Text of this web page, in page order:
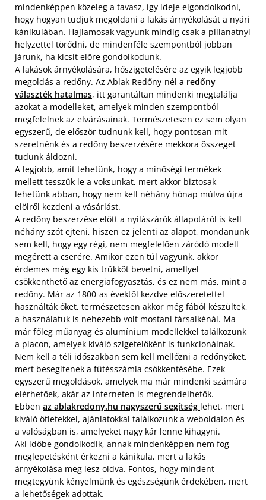
mindenképpen közeleg a tavasz, így ideje elgondolkodni,
hogy hogyan tudjuk megoldani a lakás árnyékolását a nyári
kánikulában. Hajlamosak vagyunk mindig csak a pillanatnyi
helyzettel törődni, de mindenféle szempontból jobban
járunk, ha kicsit előre gondolkodunk.
A lakások árnyékolására, hőszigetelésére az egyik legjobb
megoldás a redőny. Az Ablak Redőny-nél a redőny
választék hatalmas, itt garantáltan mindenki megtalálja
azokat a modelleket, amelyek minden szempontból
megfelelnek az elvárásainak. Természetesen ez sem olyan
egyszerű, de először tudnunk kell, hogy pontosan mit
szeretnénk és a redőny beszerzésére mekkora összeget
tudunk áldozni.
A legjobb, amit tehetünk, hogy a minőségi termékek
mellett tesszük le a voksunkat, mert akkor biztosak
lehetünk abban, hogy nem kell néhány hónap múlva újra
elölről kezdeni a vásárlást.
A redőny beszerzése előtt a nyílászárók állapotáról is kell
néhány szót ejteni, hiszen ez jelenti az alapot, mondanunk
sem kell, hogy egy régi, nem megfelelően záródó modell
megérett a cserére. Amikor ezen túl vagyunk, akkor
érdemes még egy kis trükköt bevetni, amellyel
csökkenthető az energiafogyasztás, és ez nem más, mint a
redőny. Már az 1800-as évektől kezdve előszeretettel
használták őket, természetesen akkor még fából készültek,
a használatuk is nehezebb volt mostani társaikénál. Ma
már főleg műanyag és alumínium modellekkel találkozunk
a piacon, amelyek kiváló szigetelőként is funkcionálnak.
Nem kell a téli időszakban sem kell mellőzni a redőnyöket,
mert besegítenek a fűtésszámla csökkentésébe. Ezek
egyszerű megoldások, amelyek ma már mindenki számára
elérhetőek, akár az interneten is megrendelhetők.
Ebben az ablakredony.hu nagyszerű segítség lehet, mert
kiváló ötletekkel, ajánlatokkal találkozunk a weboldalon és
a valóságban is, amelyeket nagy kár lenne kihagyni.
Aki időbe gondolkodik, annak mindenképpen nem fog
meglepetésként érkezni a kánikula, mert a lakás
árnyékolása meg lesz oldva. Fontos, hogy mindent
megtegyünk kényelmünk és egészségünk érdekében, mert
a lehetőségek adottak.